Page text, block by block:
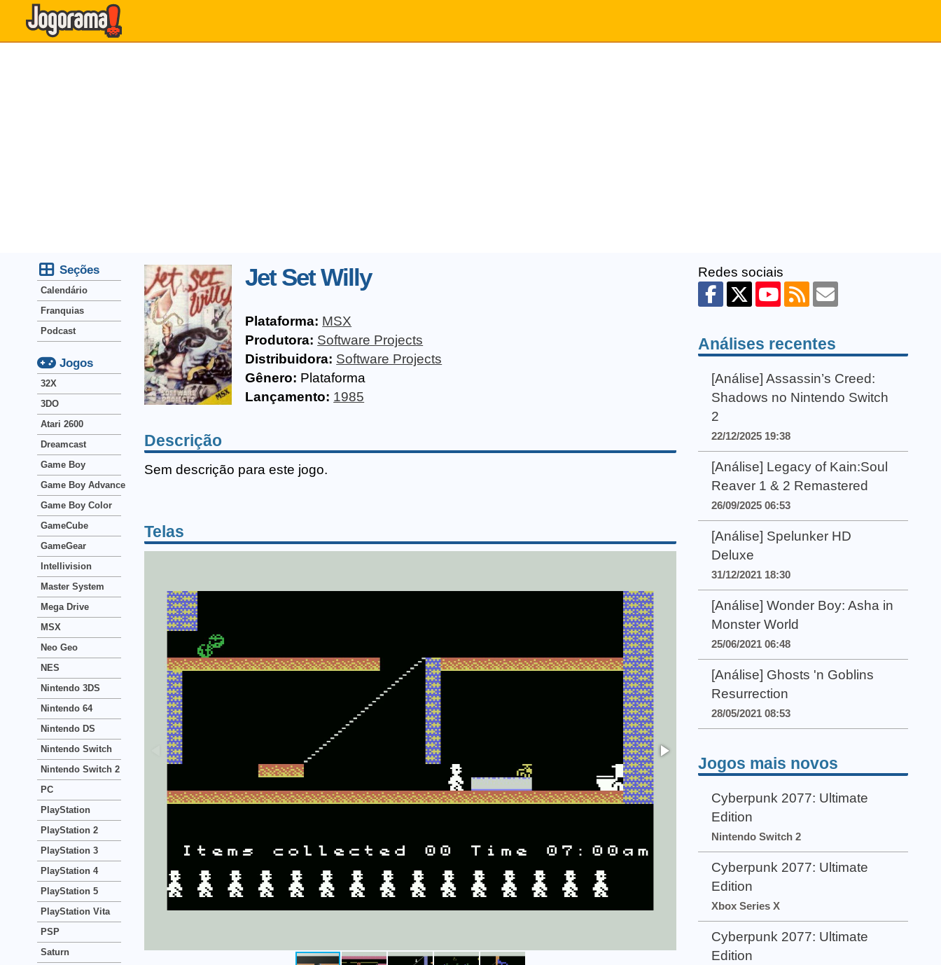
Jet Set Willy
Plataforma: MSX
Produtora: Software Projects
Distribuidora: Software Projects
Gênero: Plataforma
Lançamento: 1985
Descrição
Sem descrição para este jogo.
Telas
Seções
Calendário
Franquias
Podcast
Jogos
32X
3DO
Atari 2600
Dreamcast
Game Boy
Game Boy Advance
Game Boy Color
GameCube
GameGear
Intellivision
Master System
Mega Drive
MSX
Neo Geo
NES
Nintendo 3DS
Nintendo 64
Nintendo DS
Nintendo Switch
Nintendo Switch 2
PC
PlayStation
PlayStation 2
PlayStation 3
PlayStation 4
PlayStation 5
PlayStation Vita
PSP
Saturn
Redes sociais
Análises recentes
[Análise] Assassin’s Creed:
Shadows no Nintendo Switch
2
22/12/2025 19:38
[Análise] Legacy of Kain:Soul
Reaver 1 & 2 Remastered
26/09/2025 06:53
[Análise] Spelunker HD
Deluxe
31/12/2021 18:30
[Análise] Wonder Boy: Asha in
Monster World
25/06/2021 06:48
[Análise] Ghosts 'n Goblins
Resurrection
28/05/2021 08:53
Jogos mais novos
Cyberpunk 2077: Ultimate
Edition
Nintendo Switch 2
Cyberpunk 2077: Ultimate
Edition
Xbox Series X
Cyberpunk 2077: Ultimate
Edition